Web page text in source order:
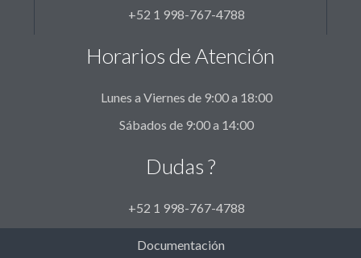
+52 1 998-767-4788
Horarios de Atención
Lunes a Viernes de 9:00 a 18:00
Sábados de 9:00 a 14:00
Dudas ?
+52 1 998-767-4788
Documentación